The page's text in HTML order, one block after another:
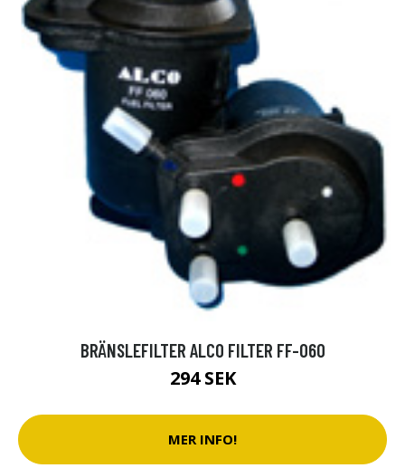
BRÄNSLEFILTER ALCO FILTER FF-060
294 SEK
MER INFO!